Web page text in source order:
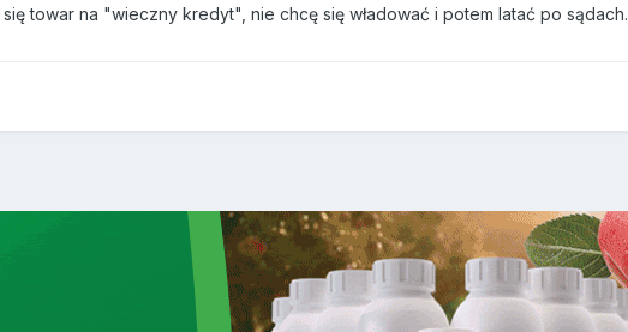
towar na "wieczny kredyt", nie chcę się władować i potem latać po sądach.